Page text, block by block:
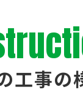
工事の